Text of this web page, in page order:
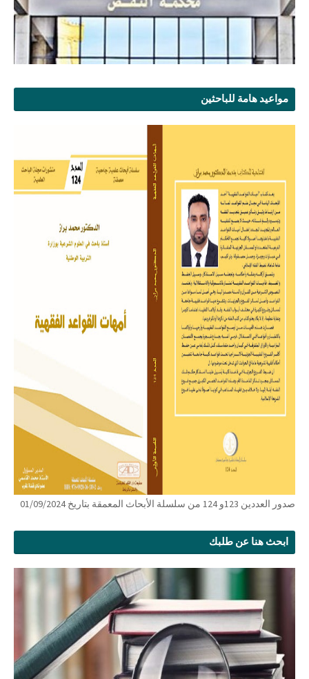
مواعيد هامة للباحثين
صدور العددين 123و 124 من سلسلة الأبحاث المعمقة بتاريخ 01/09/2024
ابحث هنا عن طلبك